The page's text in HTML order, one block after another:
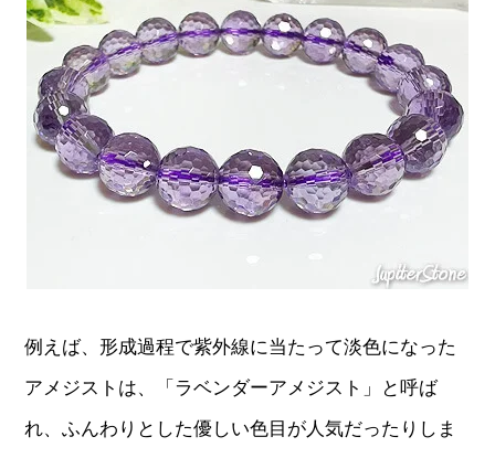
例えば、形成過程で紫外線に当たって淡色になった
アメジストは、「ラベンダーアメジスト」と呼ば
れ、ふんわりとした優しい色目が人気だったりしま